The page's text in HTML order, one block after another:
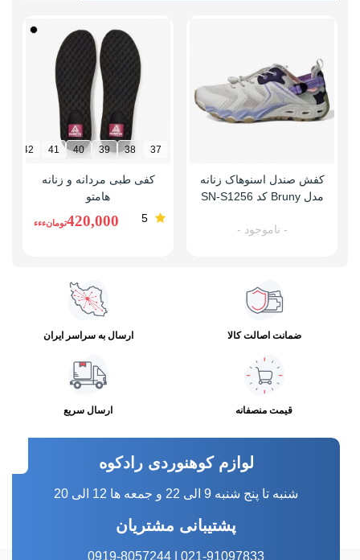
کفش صندل اسنوهاک زنانه
مدل Bruny کد SN-S1256
- ناموجود -
37
38
39
40
41
42
کفی طبی مردانه و زنانه
هامتو
5
420,000تومانءءء
ضمانت اصالت کالا ارسال به سراسر ایران
قیمت منصفانه ارسال سریع
لوازم کوهنوردی رادکوه
شنبه تا پنج شنبه 9 الی 22 و جمعه ها 12 الی 20
پشتیبانی مشتریان
021-91097833 | 0919-8057244